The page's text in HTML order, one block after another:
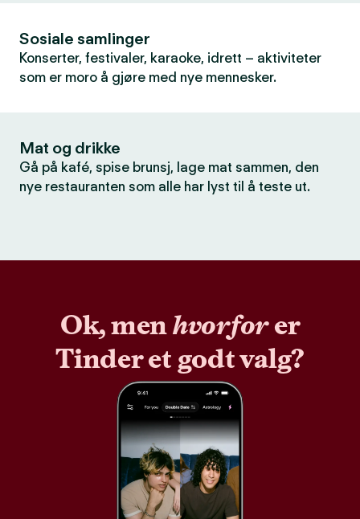
Sosiale samlinger
Konserter, festivaler, karaoke, idrett – aktiviteter
som er moro å gjøre med nye mennesker.
Mat og drikke
Gå på kafé, spise brunsj, lage mat sammen, den
nye restauranten som alle har lyst til å teste ut.
Ok, menhvorforer
Tinder et godt valg?